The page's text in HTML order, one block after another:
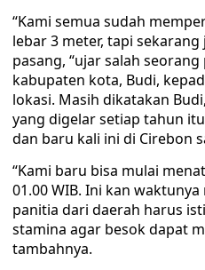
“Kami semua sudah
lebar 3 meter, tapi sekarang
pasang, “ujar salah
kabupaten kota, Budi,
lokasi. Masih dikatakan
yang digelar setiap tahun
dan baru kali ini di Cirebon
“Kami baru bisa mulai
01.00 WIB. Ini kan
panitia dari daerah harus
stamina agar besok dapat
tambahnya.